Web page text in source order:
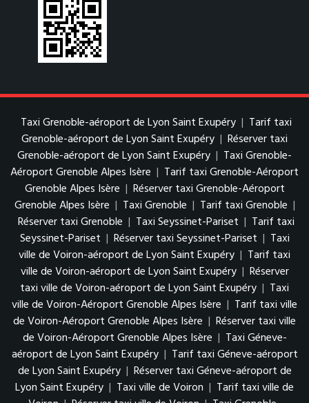
Taxi Grenoble-aéroport de Lyon Saint Exupéry | Tarif taxi
Grenoble-aéroport de Lyon Saint Exupéry | Réserver taxi
Grenoble-aéroport de Lyon Saint Exupéry | Taxi Grenoble-
Aéroport Grenoble Alpes Isère | Tarif taxi Grenoble-Aéroport
Grenoble Alpes Isère | Réserver taxi Grenoble-Aéroport
Grenoble Alpes Isère | Taxi Grenoble | Tarif taxi Grenoble |
Réserver taxi Grenoble | Taxi Seyssinet-Pariset | Tarif taxi
Seyssinet-Pariset | Réserver taxi Seyssinet-Pariset | Taxi
ville de Voiron-aéroport de Lyon Saint Exupéry | Tarif taxi
ville de Voiron-aéroport de Lyon Saint Exupéry | Réserver
taxi ville de Voiron-aéroport de Lyon Saint Exupéry | Taxi
ville de Voiron-Aéroport Grenoble Alpes Isère | Tarif taxi ville
de Voiron-Aéroport Grenoble Alpes Isère | Réserver taxi ville
de Voiron-Aéroport Grenoble Alpes Isère | Taxi Géneve-
aéroport de Lyon Saint Exupéry | Tarif taxi Géneve-aéroport
de Lyon Saint Exupéry | Réserver taxi Géneve-aéroport de
Lyon Saint Exupéry | Taxi ville de Voiron | Tarif taxi ville de